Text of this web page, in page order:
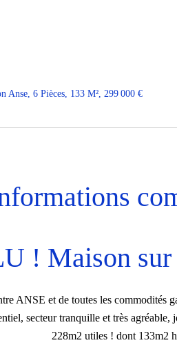
Anse, 6 Pièces, 133 M², 299 000 €
! Maison sur
ANSE et de toutes les commodités
secteur tranquille et très
228m2 utiles ! dont 133m2